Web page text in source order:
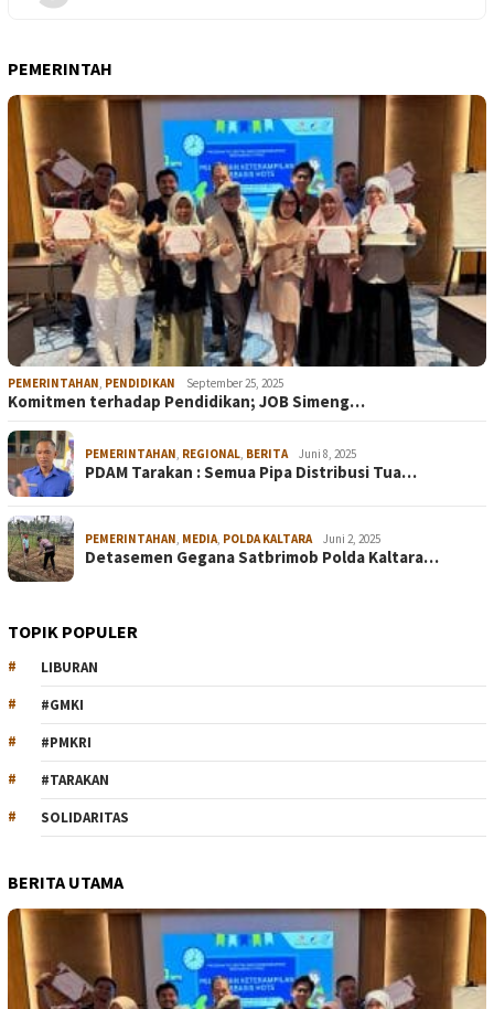
PEMERINTAH
PEMERINTAHAN, PENDIDIKAN September 25, 2025
Komitmen terhadap Pendidikan; JOB Simeng…
PEMERINTAHAN, REGIONAL, BERITA Juni 8, 2025
PDAM Tarakan : Semua Pipa Distribusi Tua…
PEMERINTAHAN, MEDIA, POLDA KALTARA Juni 2, 2025
Detasemen Gegana Satbrimob Polda Kaltara…
TOPIK POPULER
LIBURAN
#GMKI
#PMKRI
#TARAKAN
SOLIDARITAS
BERITA UTAMA